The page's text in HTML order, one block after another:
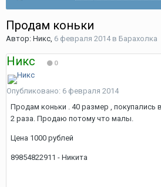
Продам коньки
Автор: Никс, 6 февраля 2014в Барахолка
Никс 0
Опубликовано: 6 февраля 2014
Продам коньки . 40 размер , покупались
2 раза. Продаю потому что малы.
Цена 1000 рублей
89854822911 - Никита